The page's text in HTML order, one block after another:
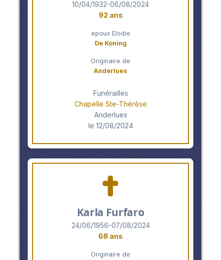
10/04/1932-06/08/2024
92 ans
epoux Elodie
De Koning
Originaire de
Anderlues
Funérailles
Chapelle Ste-Thérèse
Anderlues
le 12/08/2024
Karla Furfaro
24/06/1956-07/08/2024
68 ans
Originaire de